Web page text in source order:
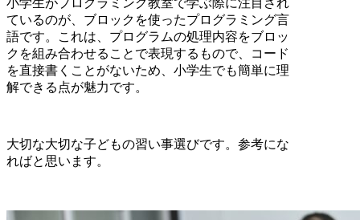
ているのが、ブロックを使ったプログラミング言
語です。これは、プログラムの処理内容をブロッ
クを組み合わせることで表現するもので、コード
を直接書くことがないため、小学生でも簡単に理
解できる点が魅力です。
大切な大切な子どもの習い事選びです。参考にな
ればと思います。